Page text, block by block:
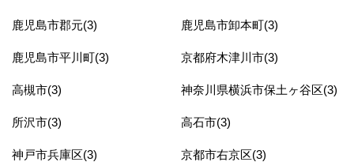
鹿児島市郡元(3) 鹿児島市卸本町(3)
鹿児島市平川町(3) 京都府木津川市(3)
高槻市(3) 神奈川県横浜市保土ヶ谷区(3)
所沢市(3) 高石市(3)
神戸市兵庫区(3) 京都市右京区(3)